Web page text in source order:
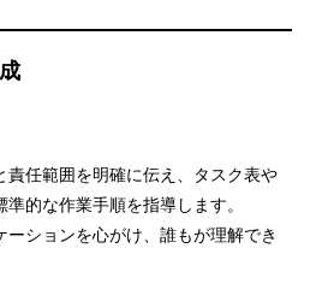
責任範囲を明確に伝え、タスク表や
的な作業手順を指導します。
ーションを心がけ、誰もが理解でき